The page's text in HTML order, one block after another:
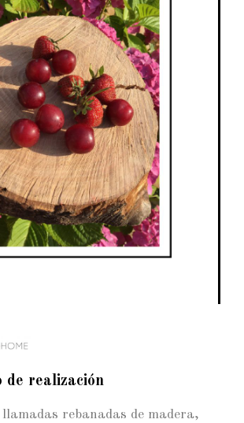
de realización
llamadas rebanadas de madera,